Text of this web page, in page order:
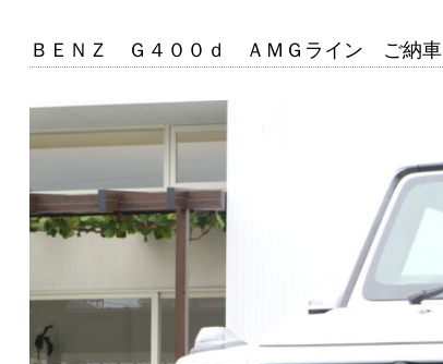
ＢＥＮＺ Ｇ４００ｄ ＡＭＧライン ご納車